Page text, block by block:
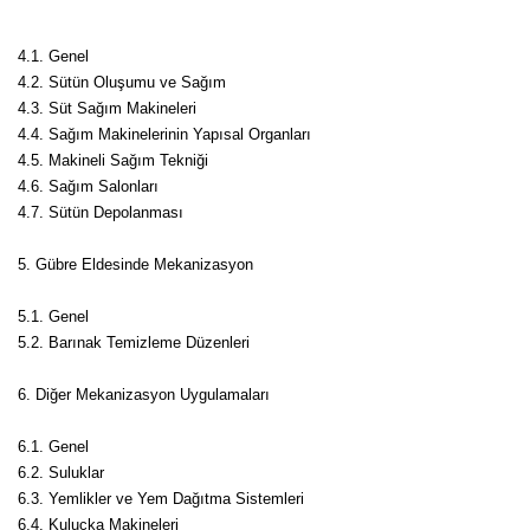
4.1. Genel
4.2. Sütün Oluşumu ve Sağım
4.3. Süt Sağım Makineleri
4.4. Sağım Makinelerinin Yapısal Organları
4.5. Makineli Sağım Tekniği
4.6. Sağım Salonları
4.7. Sütün Depolanması
5. Gübre Eldesinde Mekanizasyon
5.1. Genel
5.2. Barınak Temizleme Düzenleri
6. Diğer Mekanizasyon Uygulamaları
6.1. Genel
6.2. Suluklar
6.3. Yemlikler ve Yem Dağıtma Sistemleri
6.4. Kuluçka Makineleri
Zeytin Fidanı